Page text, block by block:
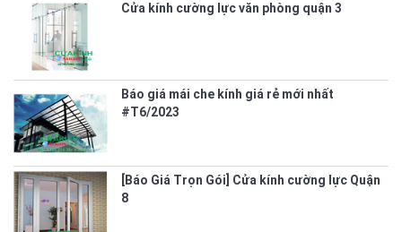
Cửa kính cường lực văn phòng quận 3
Báo giá mái che kính giá rẻ mới nhất
#T6/2023
[Báo Giá Trọn Gói] Cửa kính cường lực Quận
8